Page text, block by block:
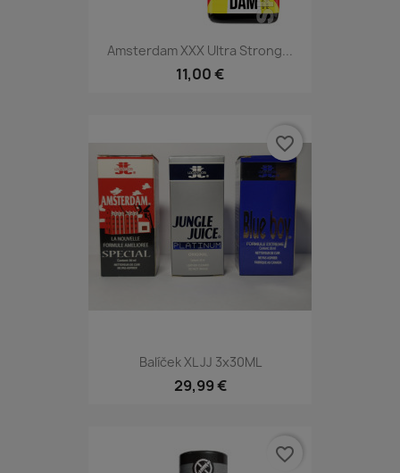
Amsterdam XXX Ultra Strong...
11,00 €
Balíček XL JJ 3x30ML
29,99 €
favorite_border
favorite_border